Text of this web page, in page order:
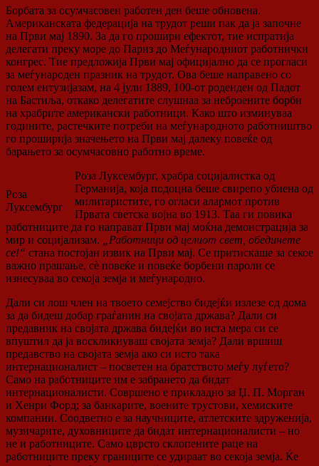
Борбата за осумчасовен работен ден беше обновена.
Американската федерација на трудот реши пак да ја започне
на Први мај 1890. За да го прошири ефектот, тие испратија
делегати преку море до Париз до Меѓународниот работнички
конгрес. Тие предложија Први мај официјално да се прогласи
за меѓународен празник на трудот. Ова беше направено со
голем ентузијазам, на 4 јули 1889, 100-от роденден од Падот
на Бастиља, откако делегатите слушнаа за неброените борби
на храбрите американски работници. Како што изминуваа
годините, растечките потреби на меѓународното работништво
го проширија значењето на Први мај далеку повеќе од
барањето за осумчасовно работно време.
Роза
Луксембург
Роза Луксембург, храбра социјалистка од
Германија, која подоцна беше свирепо убиена од
милитаристите, го огласи алармот против
Првата светска војна во 1913. Таа ги повика
работниците да го направат Први мај моќна демонстрација за
мир и социјализам.
„Работници од целиот свет, обединете
се!“ стана постојан извик на Први мај. Се притискаше за секое
важно прашање, сè повеќе и повеќе борбени пароли се
изнесуваа во секоја земја и меѓународно.
Дали си лош член на твоето семејство бидејќи излезе од дома
за да бидеш добар граѓанин на својата држава? Дали си
предавник на својата држава бидејќи во иста мера си се
впуштил да ја воскликнуваш својата земја? Дали вршиш
предавство на својата земја ако си исто така
интернационалист – посветен на братството меѓу луѓето?
Само на работниците им е забрането да бидат
интернационалисти. Совршено е прикладно за Џ. П. Морган
и Хенри Форд; за банкарите, воените трустови, хемиските
компании. Соодветно е за научниците, атлетските здруженија,
музичарите, духовниците да бидат интернационалисти – но
не и работниците. Само цврсто склопените раце на
работниците преку границите се удираат во секоја земја. Ќе